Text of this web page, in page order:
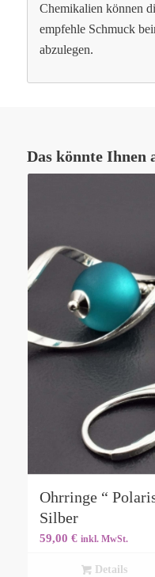
Chemikalien können
empfehle Schmuck
abzulegen.
Das könnte Ihnen
Ohrringe “
Silber
59,00 € inkl. MwSt.
Details